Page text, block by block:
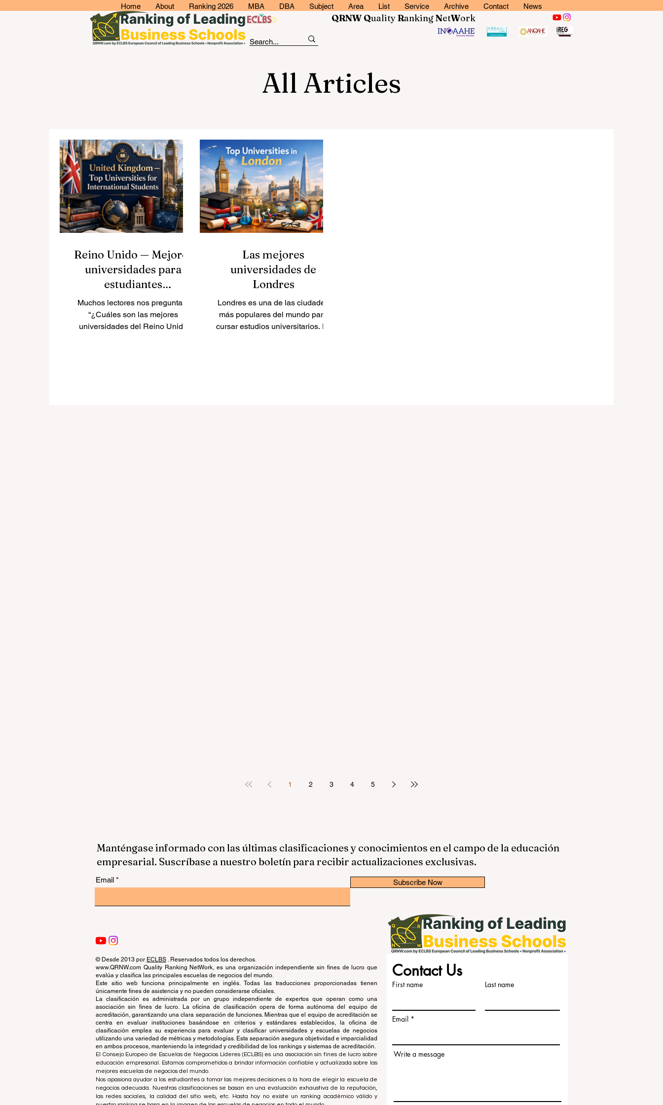
Home About Ranking 2026 MBA DBA Subject Area List Service Archive Contact News
QRNW QualityRankingNetWork
All Articles
Reino Unido — Mejores
universidades para
estudiantes
internacionales
Muchos lectores nos preguntan:
“¿Cuáles son las mejores
universidades del Reino Unido
Las mejores
universidades de
Londres
Londres es una de las ciudades
más populares del mundo para
cursar estudios universitarios. La
1 2 3 4 5
Manténgase informado con las últimas clasificaciones y conocimientos en el campo de la educación
empresarial. Suscríbase a nuestro boletín para recibir actualizaciones exclusivas.
Email Subscribe Now
© Desde 2013 por ECLBS . Reservados todos los derechos.
www.QRNW.com Quality Ranking NetWork, es una organización independiente sin fines de lucro que
evalúa y clasifica las principales escuelas de negocios del mundo.
Este sitio web funciona principalmente en inglés. Todas las traducciones proporcionadas tienen
únicamente fines de asistencia y no pueden considerarse oficiales.
La clasificación es administrada por un grupo independiente de expertos que operan como una
asociación sin fines de lucro. La oficina de clasificación opera de forma autónoma del equipo de
acreditación, garantizando una clara separación de funciones. Mientras que el equipo de acreditación se
centra en evaluar instituciones basándose en criterios y estándares establecidos, la oficina de
clasificación emplea su experiencia para evaluar y clasificar universidades y escuelas de negocios
utilizando una variedad de métricas y metodologías. Esta separación asegura objetividad e imparcialidad
en ambos procesos, manteniendo la integridad y credibilidad de los rankings y sistemas de acreditación.
El Consejo Europeo de Escuelas de Negocios Líderes (ECLBS) es una asociación sin fines de lucro sobre
educación empresarial. Estamos comprometidos a brindar información confiable y actualizada sobre las
mejores escuelas de negocios del mundo.
Nos apasiona ayudar a los estudiantes a tomar las mejores decisiones a la hora de elegir la escuela de
negocios adecuada. Nuestras clasificaciones se basan en una evaluación exhaustiva de la reputación,
las redes sociales, la calidad del sitio web, etc. Hasta hoy no existe un ranking académico válido y
Contact Us
First name Last name
Email
Write a message